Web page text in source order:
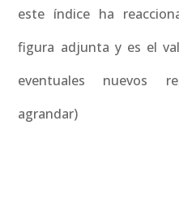
este índice ha
figura adjunta y es el
eventuales nuevos
agrandar)